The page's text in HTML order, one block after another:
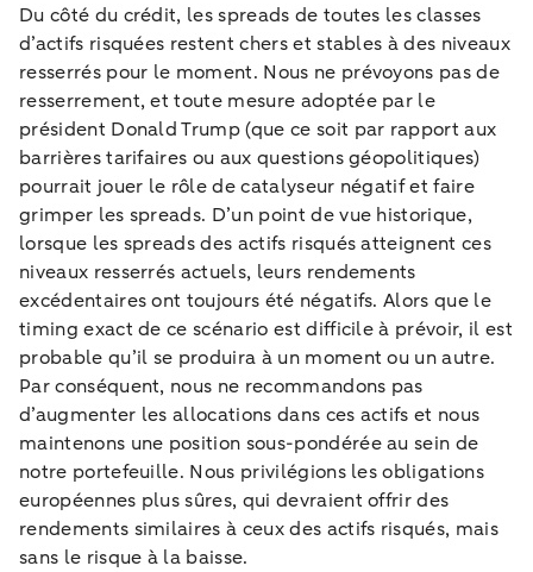
Du côté du crédit, les spreads de toutes les classes
d’actifs risquées restent chers et stables à des niveaux
resserrés pour le moment. Nous ne prévoyons pas de
resserrement, et toute mesure adoptée par le
président Donald Trump (que ce soit par rapport aux
barrières tarifaires ou aux questions géopolitiques)
pourrait jouer le rôle de catalyseur négatif et faire
grimper les spreads. D’un point de vue historique,
lorsque les spreads des actifs risqués atteignent ces
niveaux resserrés actuels, leurs rendements
excédentaires ont toujours été négatifs. Alors que le
timing exact de ce scénario est difficile à prévoir, il est
probable qu’il se produira à un moment ou un autre.
Par conséquent, nous ne recommandons pas
d’augmenter les allocations dans ces actifs et nous
maintenons une position sous-pondérée au sein de
notre portefeuille. Nous privilégions les obligations
européennes plus sûres, qui devraient offrir des
rendements similaires à ceux des actifs risqués, mais
sans le risque à la baisse.